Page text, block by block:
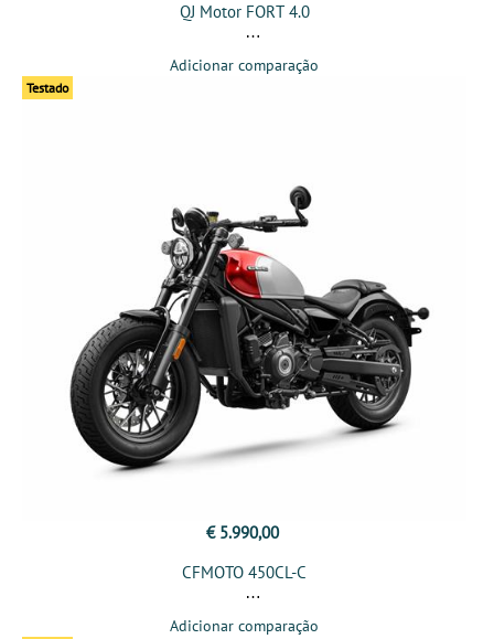
QJ Motor FORT 4.0
Adicionar comparação
Testado
€ 5.990,00
CFMOTO 450CL-C
Adicionar comparação